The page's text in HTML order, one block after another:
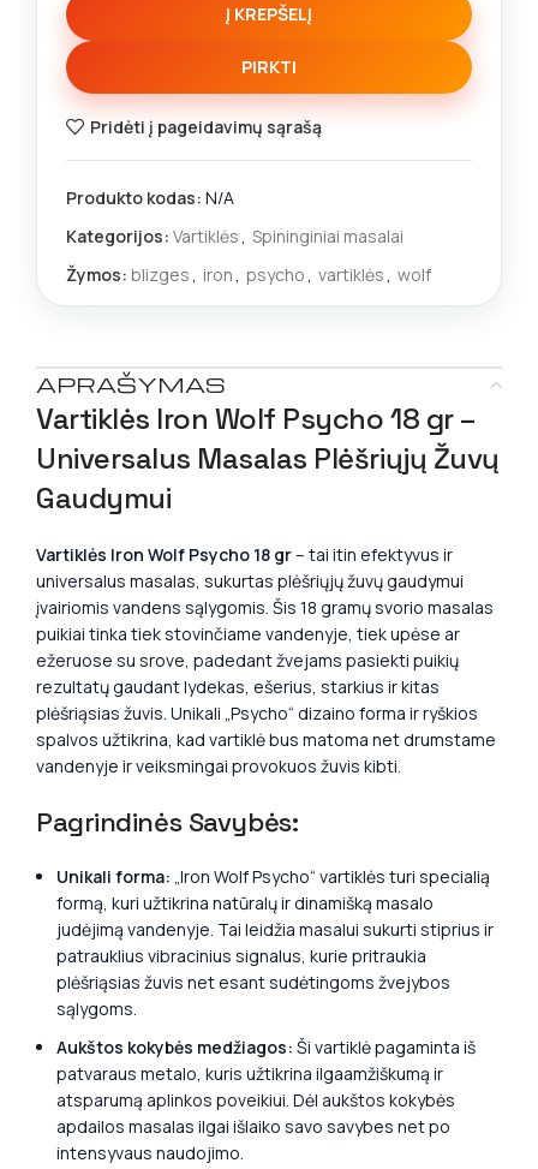
Į KREPŠELĮ
PIRKTI
Pridėti į pageidavimų sąrašą
Produkto kodas: N/A
Kategorijos: Vartiklės, Spininginiai masalai
Žymos: blizges, iron, psycho, vartiklės, wolf
APRAŠYMAS
Vartiklės Iron Wolf Psycho 18 gr –
Universalus Masalas Plėšriųjų Žuvų
Gaudymui
Vartiklės Iron Wolf Psycho 18 gr– tai itin efektyvus ir
universalus masalas, sukurtas plėšriųjų žuvų gaudymui
įvairiomis vandens sąlygomis. Šis 18 gramų svorio masalas
puikiai tinka tiek stovinčiame vandenyje, tiek upėse ar
ežeruose su srove, padedant žvejams pasiekti puikių
rezultatų gaudant lydekas, ešerius, starkius ir kitas
plėšriąsias žuvis. Unikali „Psycho“ dizaino forma ir ryškios
spalvos užtikrina, kad vartiklė bus matoma net drumstame
vandenyje ir veiksmingai provokuos žuvis kibti.
Pagrindinės Savybės:
Unikali forma: „Iron Wolf Psycho“ vartiklės turi specialią
formą, kuri užtikrina natūralų ir dinamišką masalo
judėjimą vandenyje. Tai leidžia masalui sukurti stiprius ir
patrauklius vibracinius signalus, kurie pritraukia
plėšriąsias žuvis net esant sudėtingoms žvejybos
sąlygoms.
Aukštos kokybės medžiagos: Ši vartiklė pagaminta iš
patvaraus metalo, kuris užtikrina ilgaamžiškumą ir
atsparumą aplinkos poveikiui. Dėl aukštos kokybės
apdailos masalas ilgai išlaiko savo savybes net po
intensyvaus naudojimo.